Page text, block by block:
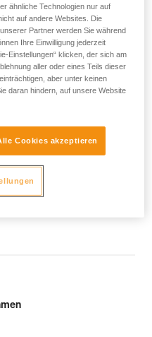
Lage sind, den
wiederholen, bevor
die mit Ihrer Aktivität
Möglicherweise gibt es
die hier nicht
ähnliche Technologien nur auf
auf andere Websites. Die
Partner werden Sie während
Ihre Einwilligung jederzeit
Einstellungen“ klicken, der sich am
aller oder eines Teils dieser
aber unter keinen
daran hindern, auf unsere Website
Cookies akzeptieren